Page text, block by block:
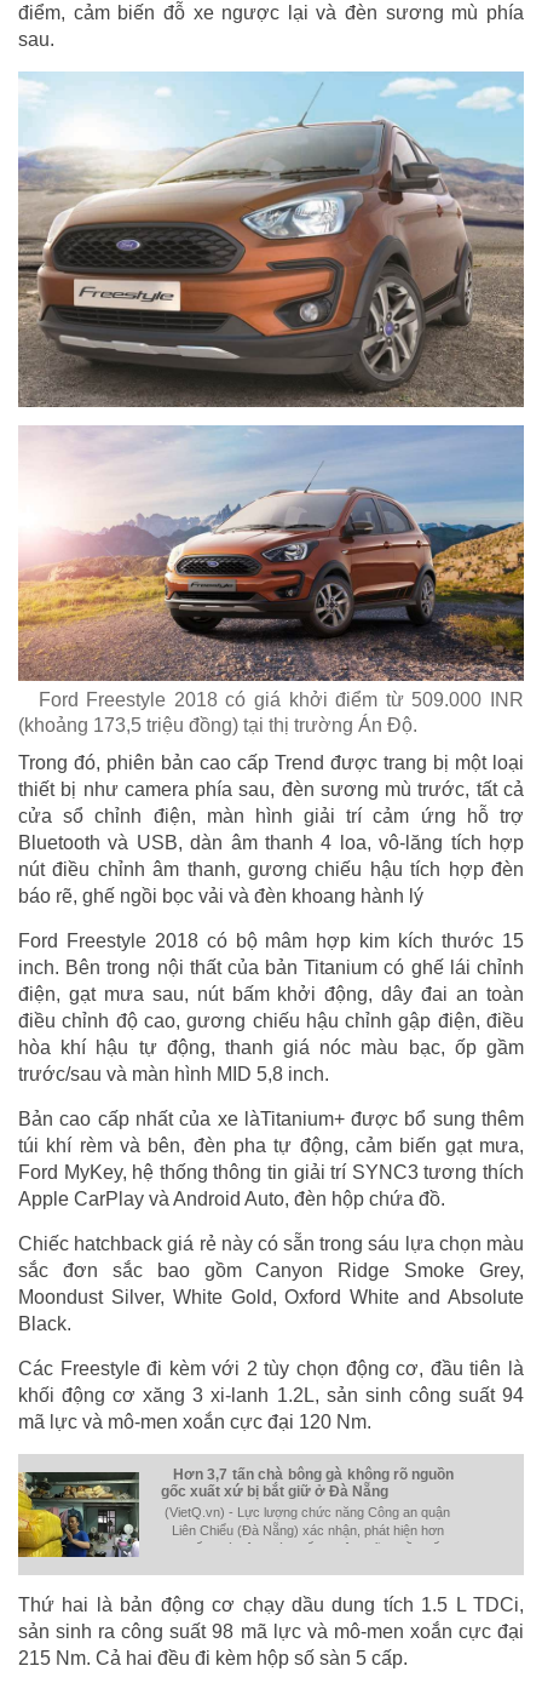
điểm, cảm biến đỗ xe ngược lại và đèn sương mù phía
sau.
Ford Freestyle 2018 có giá khởi điểm từ 509.000 INR
(khoảng 173,5 triệu đồng) tại thị trường Án Độ.
Trong đó, phiên bản cao cấp Trend được trang bị một loại
thiết bị như camera phía sau, đèn sương mù trước, tất cả
cửa sổ chỉnh điện, màn hình giải trí cảm ứng hỗ trợ
Bluetooth và USB, dàn âm thanh 4 loa, vô-lăng tích hợp
nút điều chỉnh âm thanh, gương chiếu hậu tích hợp đèn
báo rẽ, ghế ngồi bọc vải và đèn khoang hành lý
Ford Freestyle 2018 có bộ mâm hợp kim kích thước 15
inch. Bên trong nội thất của bản Titanium có ghế lái chỉnh
điện, gạt mưa sau, nút bấm khởi động, dây đai an toàn
điều chỉnh độ cao, gương chiếu hậu chỉnh gập điện, điều
hòa khí hậu tự động, thanh giá nóc màu bạc, ốp gầm
trước/sau và màn hình MID 5,8 inch.
Bản cao cấp nhất của xe làTitanium+ được bổ sung thêm
túi khí rèm và bên, đèn pha tự động, cảm biến gạt mưa,
Ford MyKey, hệ thống thông tin giải trí SYNC3 tương thích
Apple CarPlay và Android Auto, đèn hộp chứa đồ.
Chiếc hatchback giá rẻ này có sẵn trong sáu lựa chọn màu
sắc đơn sắc bao gồm Canyon Ridge Smoke Grey,
Moondust Silver, White Gold, Oxford White and Absolute
Black.
Các Freestyle đi kèm với 2 tùy chọn động cơ, đầu tiên là
khối động cơ xăng 3 xi-lanh 1.2L, sản sinh công suất 94
mã lực và mô-men xoắn cực đại 120 Nm.
Hơn 3,7 tấn chà bông gà không rõ nguồn
gốc xuất xứ bị bắt giữ ở Đà Nẵng
(VietQ.vn) - Lực lượng chức năng Công an quận
Liên Chiểu (Đà Nẵng) xác nhận, phát hiện hơn
3,7 tấn chà bông gà (ruốc) không rõ nguồn gốc
Thứ hai là bản động cơ chạy dầu dung tích 1.5 L TDCi,
sản sinh ra công suất 98 mã lực và mô-men xoắn cực đại
215 Nm. Cả hai đều đi kèm hộp số sàn 5 cấp.